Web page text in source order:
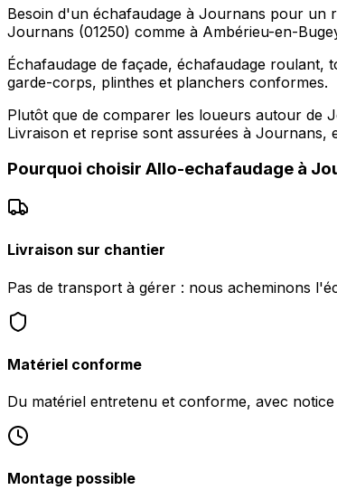
Besoin d'un échafaudage à Journans pour un
Journans (01250) comme à Ambérieu-en-
Échafaudage de façade, échafaudage
garde-corps, plinthes et planchers conformes.
Plutôt que de comparer les loueurs autour de
Livraison et reprise sont assurées à
Pourquoi choisir Allo-echafaudage à
Livraison sur chantier
Pas de transport à gérer : nous acheminons
Matériel conforme
Du matériel entretenu et conforme, avec
Montage possible